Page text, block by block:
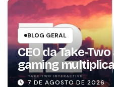
BLOG GERAL
CEO da Take-
gaming
jogos por 10 em
7 DE AGOSTO DE 2026